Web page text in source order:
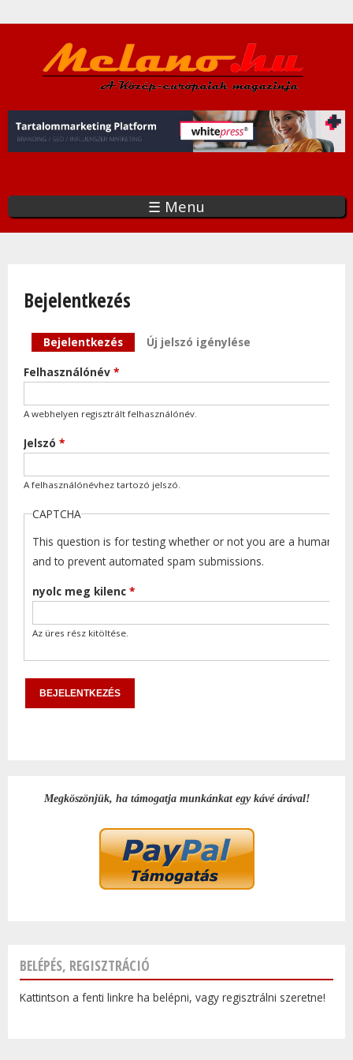
a
tartalomra
☰ Menu
Bejelentkezés
Elsődleges fülek
Bejelentkezés (aktív fül)
Új jelszó igénylése
Felhasználónév *
A webhelyen regisztrált felhasználónév.
Jelszó *
A felhasználónévhez tartozó jelszó.
CAPTCHA
This question is for testing whether or not you are a human
and to prevent automated spam submissions.
nyolc meg kilenc *
Az üres rész kitöltése.
Megköszönjük, ha támogatja munkánkat egy kávé árával!
BELÉPÉS, REGISZTRÁCIÓ
Kattintson a fenti linkre ha belépni, vagy regisztrálni szeretne!